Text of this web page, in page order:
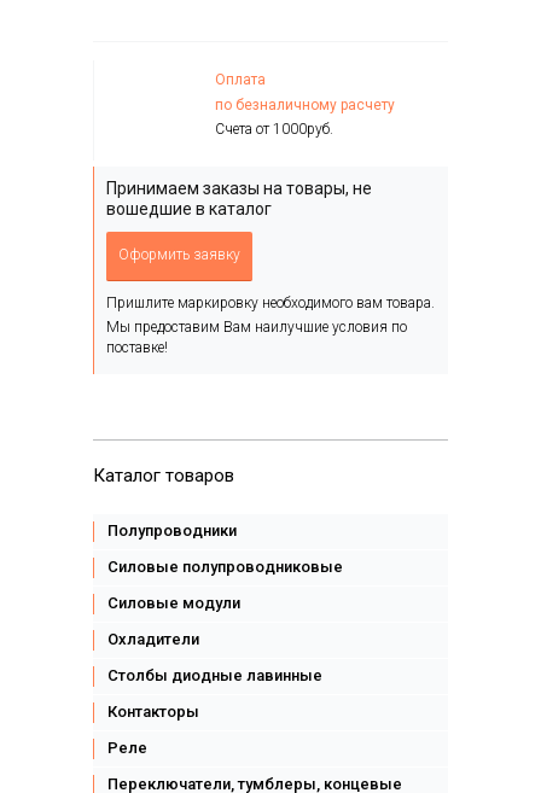
Оплата
по безналичному расчету
Счета от 1000руб.
Принимаем заказы на товары, не
вошедшие в каталог
Оформить заявку
Пришлите маркировку необходимого вам товара.
Мы предоставим Вам наилучшие условия по
поставке!
Каталог товаров
Полупроводники
Силовые полупроводниковые
Силовые модули
Охладители
Столбы диодные лавинные
Контакторы
Реле
Переключатели, тумблеры, концевые